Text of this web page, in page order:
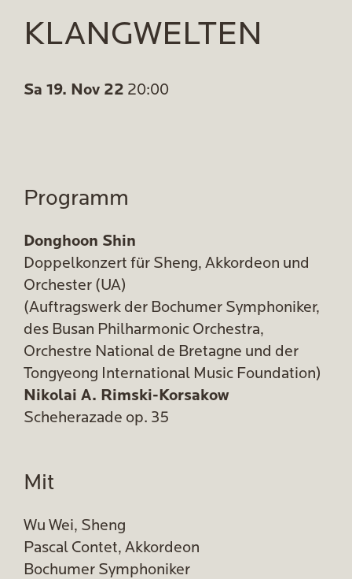
KLANGWELTEN
Sa 19. Nov 22 20:00
Programm
Donghoon Shin
Doppelkonzert für Sheng, Akkordeon und
Orchester (UA)
(Auftragswerk der Bochumer Symphoniker,
des Busan Philharmonic Orchestra,
Orchestre National de Bretagne und der
Tongyeong International Music Foundation)
Nikolai A. Rimski-Korsakow
Scheherazade op. 35
Mit
Wu Wei, Sheng
Pascal Contet, Akkordeon
Bochumer Symphoniker